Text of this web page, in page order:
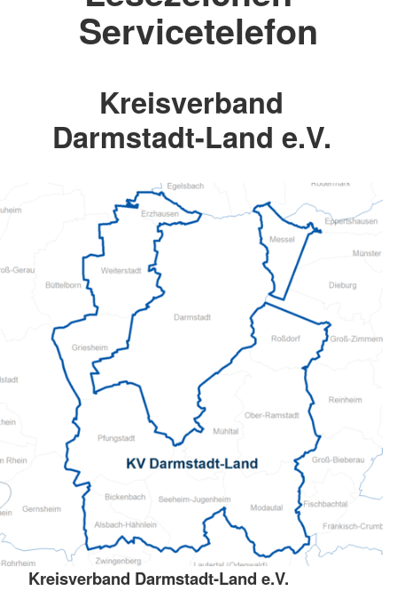
Servicetelefon
Kreisverband
Darmstadt-Land e.V.
Kreisverband Darmstadt-Land e.V.